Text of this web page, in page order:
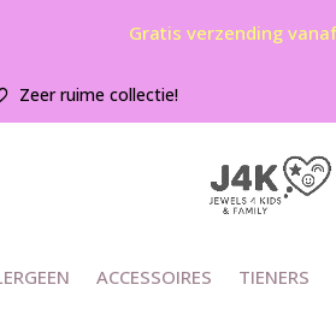
ACCESSOIRES TIENERS
Zeer ruime collectie!
Gratis verzending